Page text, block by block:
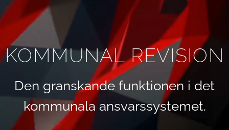
KOMMUNAL REVISION
Den granskande funktionen i det
kommunala ansvarssystemet.